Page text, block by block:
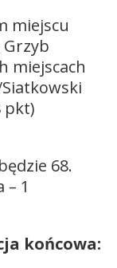
miejscu
miejscach
pkt)
68.
– 1
końcowa: